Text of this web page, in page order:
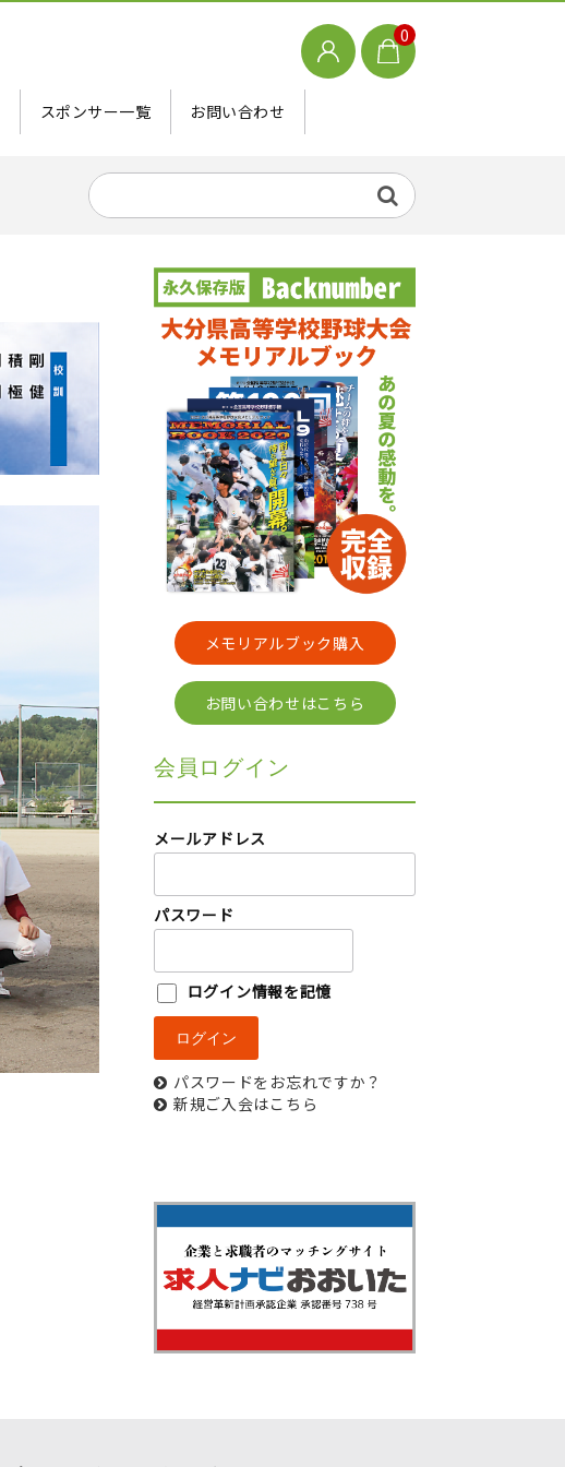
0
スポンサー一覧 お問い合わせ
メモリアルブック購入
お問い合わせはこちら
会員ログイン
メールアドレス
パスワード
ログイン情報を記憶
パスワードをお忘れですか？
新規ご入会はこちら